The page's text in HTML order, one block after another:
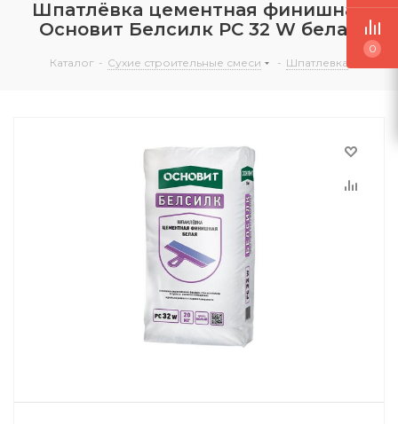
Шпатлёвка цементная финишная
Основит Белсилк PC 32 W белая
Каталог - Сухие строительные смеси - Шпатлевка
0